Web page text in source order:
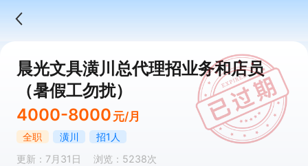
晨光文具潢川总代理招业务和店员
（暑假工勿扰）
4000-8000 元/月
全职 潢川
招1人
更新：7月31日
浏览：5238次